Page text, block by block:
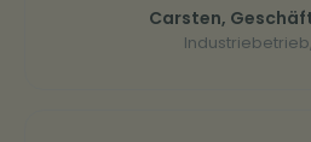
Carsten,
Industriebetrieb,